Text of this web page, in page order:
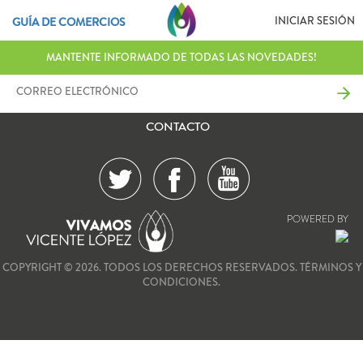
GUÍA DE COMERCIOS INICIAR SESIÓN
MANTENTE INFORMADO DE TODAS LAS NOVEDADES!
CONTACTO
POWERED BY
COPYRIGHT © 2026. TODOS LOS DERECHOS RESERVADOS. TÉRMINOS Y
CONDICIONES.